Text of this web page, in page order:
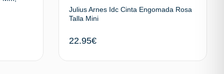
Julius Arnes Idc Cinta Engomada Rosa
Talla Mini
22.95€